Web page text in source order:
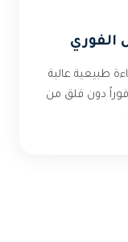
الفوري
طبيعية عالية
فوراً دون قلق من